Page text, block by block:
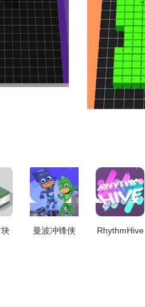
曼波冲锋侠
RhythmHive